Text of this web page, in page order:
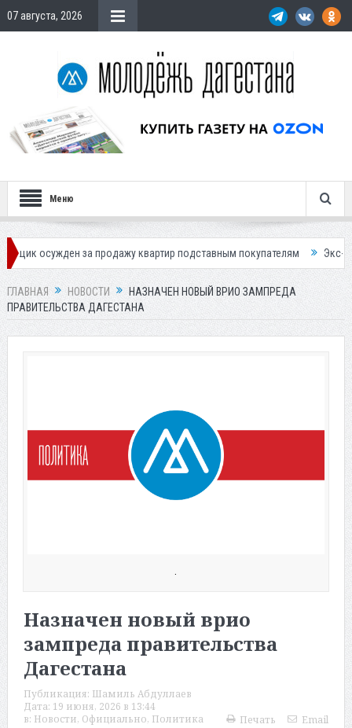
07 августа, 2026
Меню
за продажу квартир подставным покупателям Экс-сотрудница
ГЛАВНАЯ НОВОСТИ
НАЗНАЧЕН НОВЫЙ ВРИО ЗАМПРЕДА
ПРАВИТЕЛЬСТВА ДАГЕСТАНА
.
Назначен новый врио
зампреда правительства
Дагестана
Публикация: Шамиль Абдуллаев
Дата: 19 июня, 2026 в 13:44
в: Новости, Официально, Политика Печать Email